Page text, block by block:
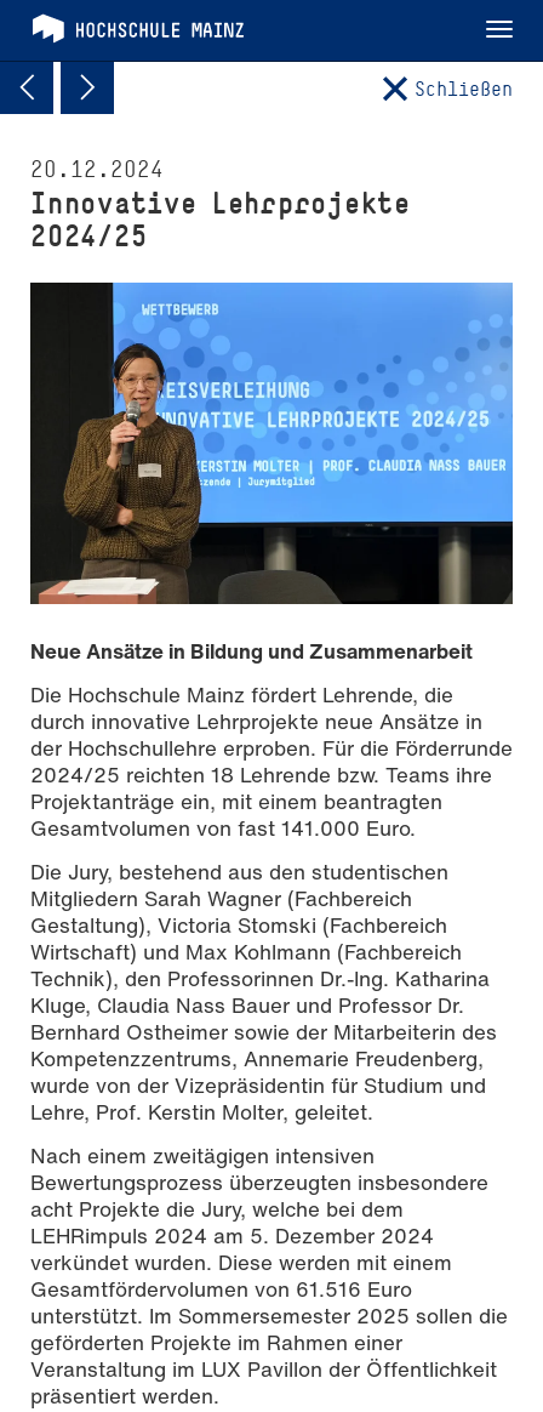
Schließen
20.12.2024
Innovative Lehrprojekte
2024/25
Foto: Sven-Helge Czichy | Hochschule Mainz
Neue Ansätze in Bildung und Zusammenarbeit
Die Hochschule Mainz fördert Lehrende, die
durch innovative Lehrprojekte neue Ansätze in
der Hochschullehre erproben. Für die Förderrunde
2024/25 reichten 18 Lehrende bzw. Teams ihre
Projektanträge ein, mit einem beantragten
Gesamtvolumen von fast 141.000 Euro.
Die Jury, bestehend aus den studentischen
Mitgliedern Sarah Wagner (Fachbereich
Gestaltung), Victoria Stomski (Fachbereich
Wirtschaft) und Max Kohlmann (Fachbereich
Technik), den Professorinnen Dr.-Ing. Katharina
Kluge, Claudia Nass Bauer und Professor Dr.
Bernhard Ostheimer sowie der Mitarbeiterin des
Kompetenzzentrums, Annemarie Freudenberg,
wurde von der Vizepräsidentin für Studium und
Lehre, Prof. Kerstin Molter, geleitet.
Nach einem zweitägigen intensiven
Bewertungsprozess überzeugten insbesondere
acht Projekte die Jury, welche bei dem
LEHRimpuls 2024 am 5. Dezember 2024
verkündet wurden. Diese werden mit einem
Gesamtfördervolumen von 61.516 Euro
unterstützt. Im Sommersemester 2025 sollen die
geförderten Projekte im Rahmen einer
Veranstaltung im LUX Pavillon der Öffentlichkeit
präsentiert werden.